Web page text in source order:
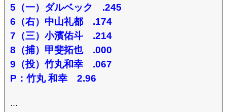
5（一）ダルベック .245
6（右）中山礼都 .174
7（三）小濱佑斗 .214
8（捕）甲斐拓也 .000
9（投）竹丸和幸 .067
P：竹丸 和幸 2.96
…